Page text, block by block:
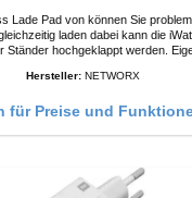
Sie problemlos ihr Handy
laden dabei kann die
hochgeklappt werden. Eigenschaften
Hersteller: NETWORX
für Preise und